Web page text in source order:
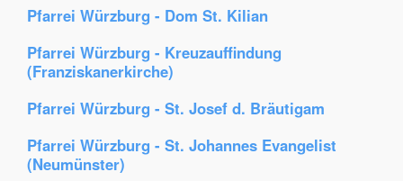
Pfarrei Würzburg - Dom St. Kilian
Pfarrei Würzburg - Kreuzauffindung
(Franziskanerkirche)
Pfarrei Würzburg - St. Josef d. Bräutigam
Pfarrei Würzburg - St. Johannes Evangelist
(Neumünster)